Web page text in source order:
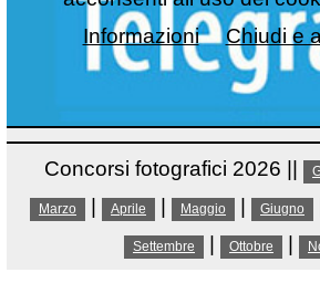
Concorsi fotografici 2026 ||
Marzo Aprile Maggio Giugno
Settembre Ottobre
Informazioni
Chiudi e